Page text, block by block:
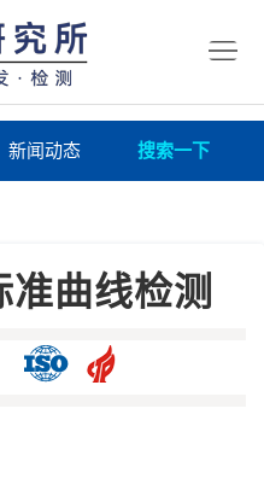
新闻动态 搜索一下
曲线检测